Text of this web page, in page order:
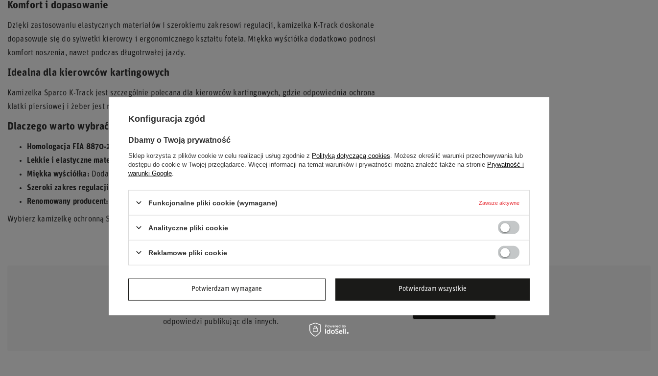
Komfort i dopasowanie
Dzięki zastosowaniu elastycznych materiałów i szerokiemu zakresowi regulacji, kamizelka K-Track doskonale
dopasowuje się do sylwetki kierowcy i ergonomicznego kształtu fotela. Miękka wyściółka dodatkowo podnosi
komfort noszenia, nawet podczas długotrwałej jazdy.
Idealna dla kierowców kartingowych
Kamizelka Sparco K-Track jest szczególnie polecana dla kierowców kartingowych, gdzie odpowiednia ochrona
klatki piersiowej i żeber jest niezwykle ważna z uwagi na specyfikę jazdy i konstrukcję pojazdu.
Dlaczego warto wybrać kamizelkę Sparco K-Track?
Homologacja FIA 8870-2018:
Lekkie i elastyczne materiały:
Komfort i swoboda ruchów.
Miękka wyściółka: Dodatkowy komfort podczas jazdy.
Szeroki zakres regulacji:
Renomowany producent: Gwarancja jakości od Sparco.
Wybierz kamizelkę ochronną Sparco K-Track i poczuj pewność i bezpieczeństwo na torze!
POTRZEBUJESZ POMOCY? MASZ PYTANIA?
odpowiedzi publikując dla innych.
Konfiguracja zgód
Dbamy o Twoją prywatność
Sklep korzysta z plików cookie w celu realizacji usług zgodnie z Polityką dotyczącą cookies . Możesz określić warunki przechowywania lub
dostępu do cookie w Twojej przeglądarce. Więcej informacji na temat warunków i prywatności można znaleźć także na stronie Prywatność i
warunki Google
Funkcjonalne pliki cookie (wymagane) Zawsze aktywne
Analityczne pliki cookie
Reklamowe pliki cookie
Potwierdzam wymagane Potwierdzam wszystkie